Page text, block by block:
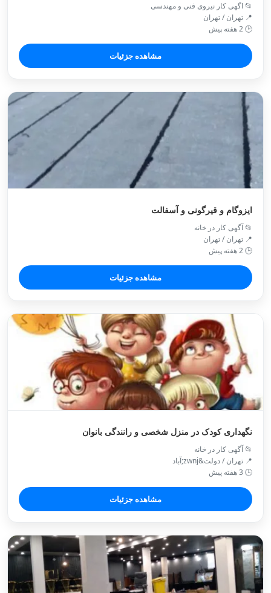
📂 اگهی کار نیروی فنی و مهندسی
📍 تهران / تهران
🕒 2 هفته پیش
مشاهده جزئیات
ایزوگام و قیرگونی و آسفالت
📂 آگهی کار در خانه
📍 تهران / تهران
🕒 2 هفته پیش
مشاهده جزئیات
نگهداری کودک در منزل شخصی و رانندگی بانوان
📂 آگهی کار در خانه
📍 تهران / دولت&zwnj;آباد
🕒 3 هفته پیش
مشاهده جزئیات